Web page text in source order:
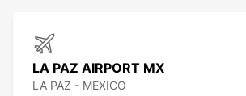
LA PAZ AIRPORT MX
LA PAZ - MEXICO